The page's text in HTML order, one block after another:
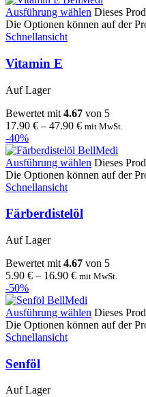
Ausführung wählen Dieses
Die Optionen können auf der
Schnellansicht
Vitamin E
Auf Lager
Bewertet mit 4.67 von 5
17.90 € – 47.90 € mit MwSt.
-40%
Ausführung wählen Dieses
Die Optionen können auf der
Schnellansicht
Färberdistelöl
Auf Lager
Bewertet mit 4.67 von 5
5.90 € – 16.90 € mit MwSt.
-50%
Ausführung wählen Dieses
Die Optionen können auf der
Schnellansicht
Senföl
Auf Lager